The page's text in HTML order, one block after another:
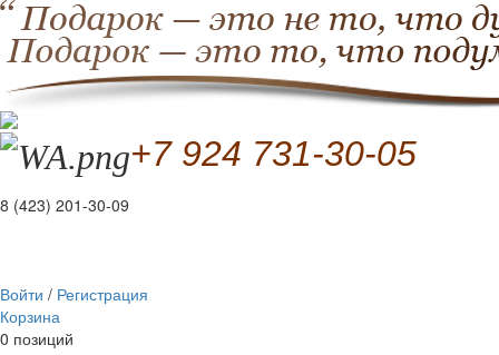
+7 924 731-30-05
8 (423) 201-30-09
Войти / Регистрация
Корзина
0 позиций